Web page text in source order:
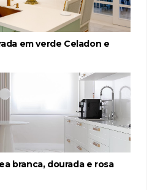
em verde Celadon e
branca, dourada e rosa